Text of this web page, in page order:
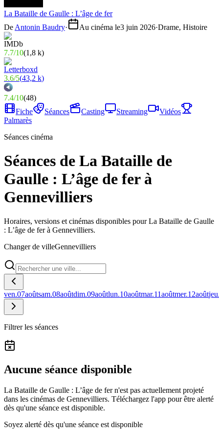
La Bataille de Gaulle : L’âge de fer
De Antonin Baudry· Au cinéma le3 juin 2026·Drame, Histoire
7.7/10(1,8 k)
3.6/5(43,2 k)
7.4/10(48)
Fiche
Séances Casting Streaming
Vidéos
Palmarès
Séances cinéma
Séances de La Bataille de
Gaulle : L’âge de fer à
Gennevilliers
Horaires, versions et cinémas disponibles pour La Bataille de Gaulle
: L’âge de fer à Gennevilliers.
Changer de villeGennevilliers
ven.07aoûtsam.08aoûtdim.09aoûtlun.10aoûtmar.11aoûtmer.12août
Filtrer les séances
Aucune séance disponible
La Bataille de Gaulle : L’âge de fer n'est pas actuellement projeté
dans les cinémas de Gennevilliers. Téléchargez l'app pour être alerté
dès qu'une séance est disponible.
Soyez alerté dès qu'une séance est disponible